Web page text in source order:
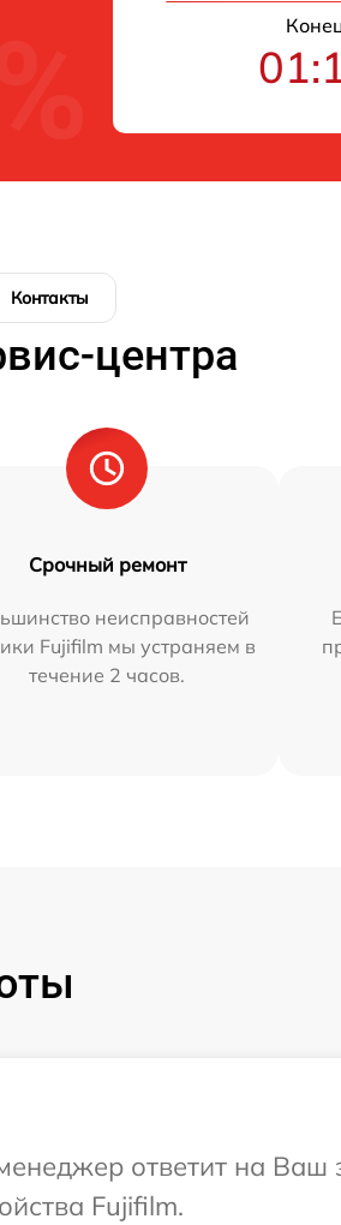
Контакты
центра
Срочный ремонт
неисправностей
Fujifilm мы устраняем в
течение 2 часов.
ответит на Ваш
Fujifilm.